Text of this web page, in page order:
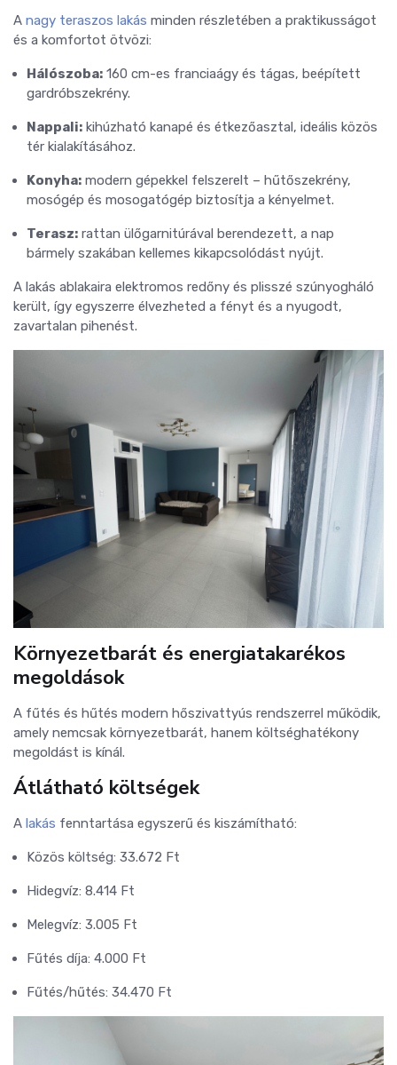
A nagy teraszos lakás minden részletében a praktikusságot
és a komfortot ötvözi:
Hálószoba: 160 cm-es franciaágy és tágas, beépített
gardróbszekrény.
Nappali: kihúzható kanapé és étkezőasztal, ideális közös
tér kialakításához.
Konyha: modern gépekkel felszerelt – hűtőszekrény,
mosógép és mosogatógép biztosítja a kényelmet.
Terasz: rattan ülőgarnitúrával berendezett, a nap
bármely szakában kellemes kikapcsolódást nyújt.
A lakás ablakaira elektromos redőny és plisszé szúnyogháló
került, így egyszerre élvezheted a fényt és a nyugodt,
zavartalan pihenést.
Környezetbarát és energiatakarékos
megoldások
A fűtés és hűtés modern hőszivattyús rendszerrel működik,
amely nemcsak környezetbarát, hanem költséghatékony
megoldást is kínál.
Átlátható költségek
A lakás fenntartása egyszerű és kiszámítható:
Közös költség: 33.672 Ft
Hidegvíz: 8.414 Ft
Melegvíz: 3.005 Ft
Fűtés díja: 4.000 Ft
Fűtés/hűtés: 34.470 Ft